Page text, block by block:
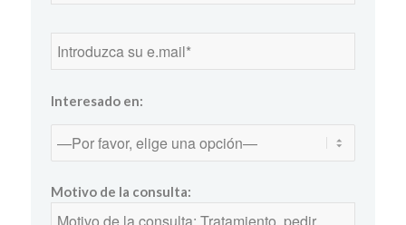
Interesado en:
Motivo de la consulta: